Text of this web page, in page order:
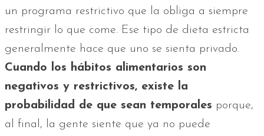
un programa restrictivo que la obliga a siempre
restringir lo que come. Ese tipo de dieta estricta
generalmente hace que uno se sienta privado.
Cuando los hábitos alimentarios son
negativos y restrictivos, existe la
probabilidad de que sean temporales porque,
al final, la gente siente que ya no puede